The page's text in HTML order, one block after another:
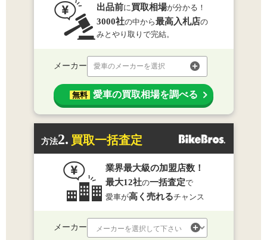
出品前に 買取相場が分かる！
3000社の中から最高入札店の
みとやり取りで完結。
メーカー 愛車のメーカーを選択
無料 愛車の買取相場を調べる
方法2. 買取一括査定
業界最大級の加盟店数！
最大12社の一括査定で
愛車が高く売れるチャンス
メーカー